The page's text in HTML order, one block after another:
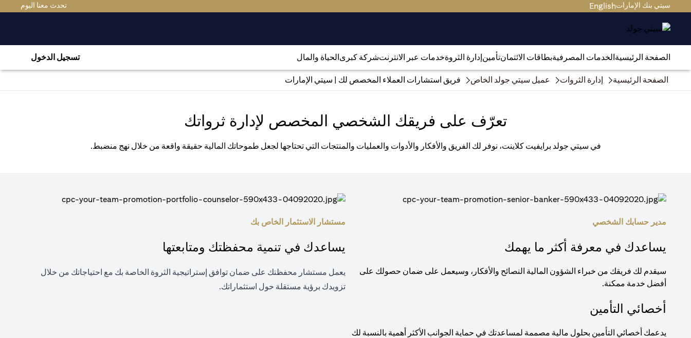
سيتي بنك الإماراتEnglish تحدث معنا اليوم
الصفحة الرئيسيةالخدمات المصرفيةبطاقات الائتمانتأمينإدارة الثروةخدمات عبر الانترنتشركة كبرىالحياة والمال تسجيل الدخول
الصفحة الرئيسية إدارة الثروات عميل سيتي جولد الخاص فريق استشارات العملاء المخصص لك | سيتي الإمارات
تعرّف على فريقك الشخصي المخصص لإدارة ثرواتك
في سيتي جولد برايفيت كلاينت، نوفر لك الفريق والأفكار والأدوات والعمليات والمنتجات التي تحتاجها لجعل طموحاتك المالية حقيقة واقعة من خلال نهج منضبط.
مدير حسابك الشخصي
يساعدك في معرفة أكثر ما يهمك
سيقدم لك فريقك من خبراء الشؤون المالية النصائح والأفكار، وسيعمل على ضمان حصولك على
أفضل خدمة ممكنة.
أخصائي التأمين
يدعمك أخصائي التأمين بحلول مالية مصممة لمساعدتك في حماية الجوانب الأكثر أهمية بالنسبة لك
مستشار الاستثمار الخاص بك
يساعدك في تنمية محفظتك ومتابعتها
يعمل مستشار محفظتك على ضمان توافق إستراتيجية الثروة الخاصة بك مع احتياجاتك من خلال
تزويدك برؤية مستقلة حول استثماراتك.